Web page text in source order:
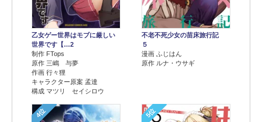
乙女ゲー世界はモブに厳しい
世界です【…2
制作 FTops
原作 三嶋 与夢
作画 行々狸
キャラクター原案 孟達
構成 マツリ セイシロウ
不老不死少女の苗床旅行記
５
漫画 ふじはん
原作 ルナ・ウサギ
4位 5位